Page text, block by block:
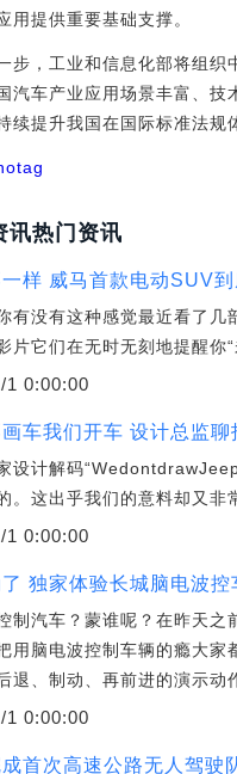
用提供重要基础支撑。
，工业和信息化部将组织中
汽车产业应用场景丰富、
续提升我国在国际标准法规
讯热门资讯
样 威马首款电动SUV
有没有这种感觉最近看了
片它们在无时无刻地提醒你
1 0:00:00
车我们开车 设计总监聊
设计解码
。这出乎我们的意料却又非
1 0:00:00
独家体验长城脑电波控
制汽车？蒙谁呢？在昨天
用脑电波控制车辆的瘾大家
退、制动、再前进的演示动
1 0:00:00
首次高速公路无人驾驶